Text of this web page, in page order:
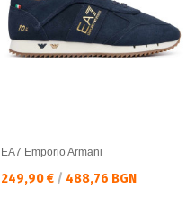
EA7 Emporio Armani
Текуща цена:
249,90 € / 488,76 BGN